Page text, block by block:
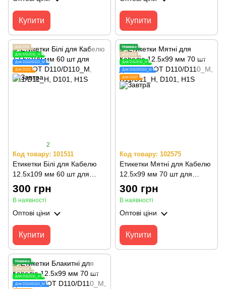
Купити Купити
Для H1S
Для D11/D11_H
Для D110/D110_M
Для D101
2
Код товару: 101511
Етикетки Білі для Кабелю
12.5х109 мм 60 шт для
NIIMBOT D110/D110_M,
D11/D11_H, D101, H1S
300 грн
В наявності
Оптові ціни
Купити
Новинка
Для H1S
Для D11/D11_H
Для D110/D110_M
Для D101
Код товару: 102575
Етикетки Мятні для Кабелю
12.5х99 мм 70 шт для
NIIMBOT D110/D110_M,
D11/D11_H, D101, H1S
300 грн
В наявності
Оптові ціни
Купити
Новинка
Для H1S
Для D11/D11_H
Для D110/D110_M